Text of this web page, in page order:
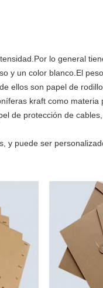
lo general
y un color blanco.El
ellos son papel de
kraft como
de protección de
y puede ser